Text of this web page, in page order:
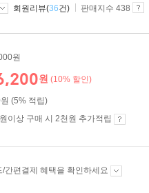
회원리뷰(36건) 판매지수 438
원
원 (10% 할인)
(5% 적립)
이상 구매 시 2천원 추가적립
/간편결제 혜택을 확인하세요